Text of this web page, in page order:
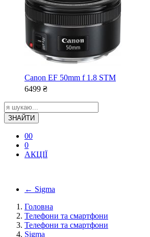
Canon EF 50mm f 1.8 STM
6499 ₴
ЗНАЙТИ
00
0
АКЦІЇ
← Sigma
Головна
Телефони та смартфони
Телефони та смартфони
Sigma